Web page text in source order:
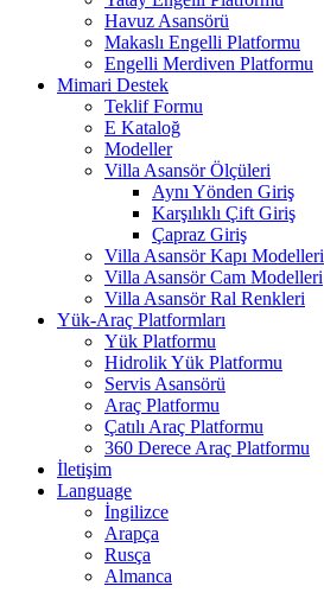
Havuz Asansörü
Makaslı Engelli Platformu
Engelli Merdiven Platformu
Mimari Destek
Teklif Formu
E Kataloğ
Modeller
Villa Asansör Ölçüleri
Aynı Yönden Giriş
Karşılıklı Çift Giriş
Çapraz Giriş
Villa Asansör Kapı Modelleri
Villa Asansör Cam Modelleri
Villa Asansör Ral Renkleri
Yük-Araç Platformları
Yük Platformu
Hidrolik Yük Platformu
Servis Asansörü
Araç Platformu
Çatılı Araç Platformu
360 Derece Araç Platformu
İletişim
Language
İngilizce
Arapça
Rusça
Almanca